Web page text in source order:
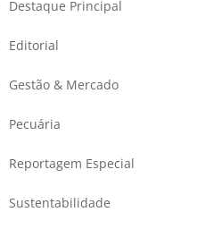
Destaque Principal
Editorial
Gestão & Mercado
Pecuária
Reportagem Especial
Sustentabilidade